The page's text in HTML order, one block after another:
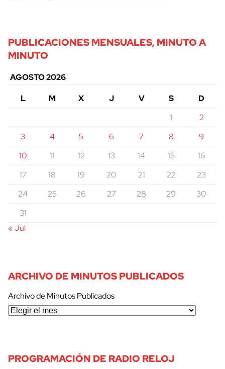
PUBLICACIONES MENSUALES, MINUTO A
MINUTO
AGOSTO 2026
L
M X J V S
D
1
2
3
4 5 6 7 8
9
10
11 12 13 14 15
16
17
18 19 20 21 22
23
24
25 26 27 28 29
30
31
« Jul
ARCHIVO DE MINUTOS PUBLICADOS
Archivo de Minutos Publicados
PROGRAMACIÓN DE RADIO RELOJ